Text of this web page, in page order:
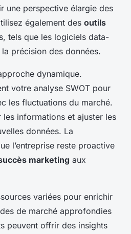
une perspective élargie des
également des outils
tels que les logiciels data-
précision des données.
dynamique.
votre analyse SWOT pour
les fluctuations du marché.
les informations et ajuster les
données. La
l’entreprise reste proactive
marketing aux
variées pour enrichir
de marché approfondies
peuvent offrir des insights